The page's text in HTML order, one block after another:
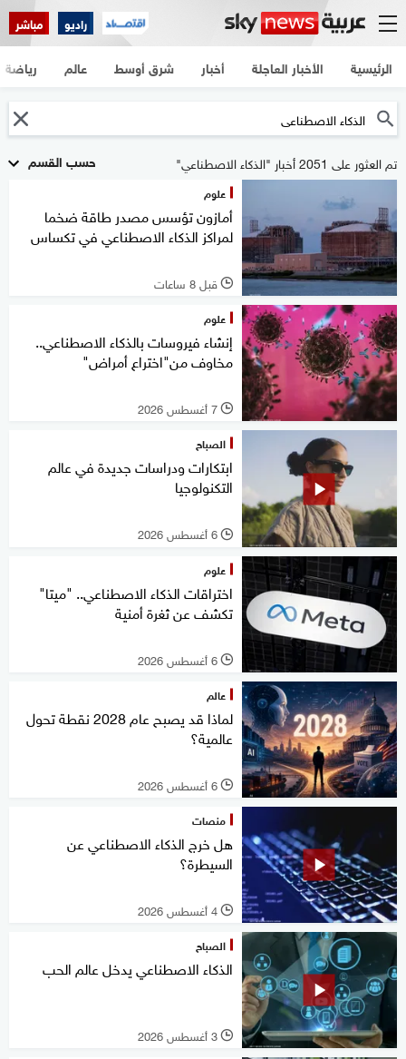
راديو مباشر
الرئيسية الأخبار العاجلة أخبار شرق أوسط عالم رياضة
حسب القسم تم العثور على 2051 أخبار "الذكاء الاصطناعي"
علوم
أمازون تؤسس مصدر طاقة ضخما
لمراكز الذكاء الاصطناعي في تكساس
l قبل 8 ساعات
علوم
إنشاء فيروسات بالذكاء الاصطناعي..
مخاوف من"اختراع أمراض"
l 7 أغسطس 2026
الصباح
ابتكارات ودراسات جديدة في عالم
التكنولوجيا
l 6 أغسطس 2026
علوم
اختراقات الذكاء الاصطناعي.. "ميتا"
تكشف عن ثغرة أمنية
l 6 أغسطس 2026
عالم
لماذا قد يصبح عام 2028 نقطة تحول
عالمية؟
l 6 أغسطس 2026
منصات
هل خرج الذكاء الاصطناعي عن
السيطرة؟
l 4 أغسطس 2026
الصباح
الذكاء الاصطناعي يدخل عالم الحب
l 3 أغسطس 2026